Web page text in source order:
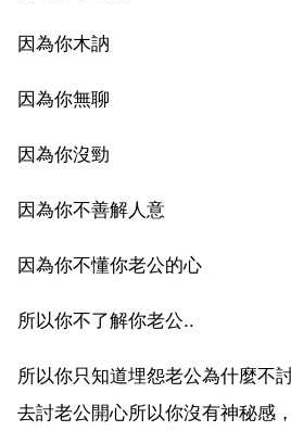
因為你木訥
因為你無聊
因為你沒勁
因為你不善解人意
因為你不懂你老公的心
所以你不了解你老公..
所以你只知道埋怨老公為什麼不
去討老公開心所以你沒有神秘感